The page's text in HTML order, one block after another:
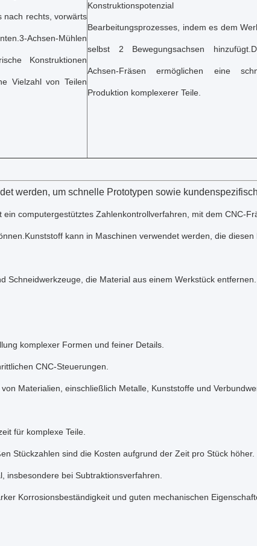
nach rechts, vorwärts
Achsen-Mühlen
Konstruktionen
Vielzahl von Teilen
Konstruktionspotenzial
Bearbeitungsprozesses, indem es dem
selbst 2 Bewegungsachsen
Achsen-Fräsen ermöglichen eine
Produktion komplexerer Teile.
werden, um schnelle Prototypen sowie
ein computergestütztes Zahlenkontrollverfahren, mit dem CNC-
kann in Maschinen verwendet werden, die diesen
Schneidwerkzeuge, die Material aus einem Werkstück entfernen.
komplexer Formen und feiner Details.
CNC-Steuerungen.
Materialien, einschließlich Metalle, Kunststoffe und
für komplexe Teile.
Stückzahlen sind die Kosten aufgrund der Zeit pro Stück höher.
insbesondere bei Subtraktionsverfahren.
Korrosionsbeständigkeit und guten mechanischen